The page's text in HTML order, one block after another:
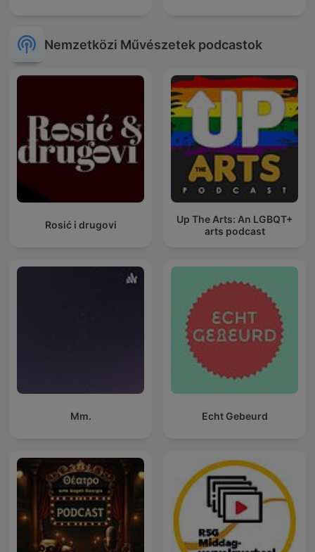
Nemzetközi Művészetek podcastok
Rosić i drugovi
Up The Arts: An LGBQT+
arts podcast
Mm. Echt Gebeurd